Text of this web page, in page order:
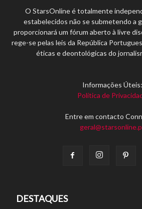
O StarsOnline é totalmente
estabelecidos não se submetendo a
proporcionará um fórum aberto à livre
rege-se pelas leis da República
éticas e deontológicas do
Informações Úteis:
Política de
Entre em contacto
DESTAQUES